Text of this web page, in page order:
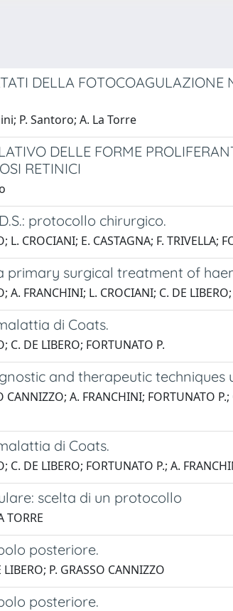
DELLA
P. Santoro; A. La Torre
DELLE FORME
RETINICI
protocollo chirurgico.
L. CROCIANI; E. CASTAGNA; F. TRIVELLA;
primary surgical treatment of
A. FRANCHINI; L. CROCIANI; C. DE
di Coats.
C. DE LIBERO; FORTUNATO P.
and therapeutic techniques
CANNIZZO; A. FRANCHINI; FORTUNATO
di Coats.
C. DE LIBERO; FORTUNATO P.; A.
scelta di un protocollo
TORRE
posteriore.
P. GRASSO CANNIZZO
posteriore.